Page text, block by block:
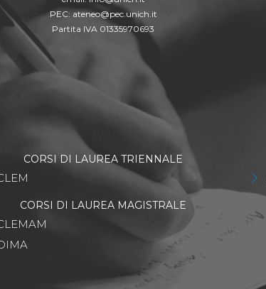
PEC: ateneo@pec.unich.it
Partita IVA 01335970693
CORSI DI LAUREA TRIENNALE
CORSI DI LAUREA MAGISTRALE